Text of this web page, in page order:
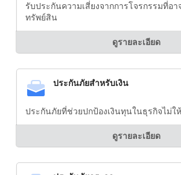
รับประกันความเสี่ยงจากการโจรกรรมที่อา
ทรัพย์สิน
ดูรายละเอียด
ประกันภัยสำหรับเงิน
ประกันภัยที่ช่วยปกป้องเงินทุนในธุรกิจไม่ใ
ดูรายละเอียด